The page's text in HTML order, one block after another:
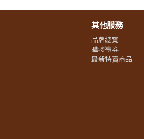
其他服務
品牌總覽
購物禮券
最新特賣商品